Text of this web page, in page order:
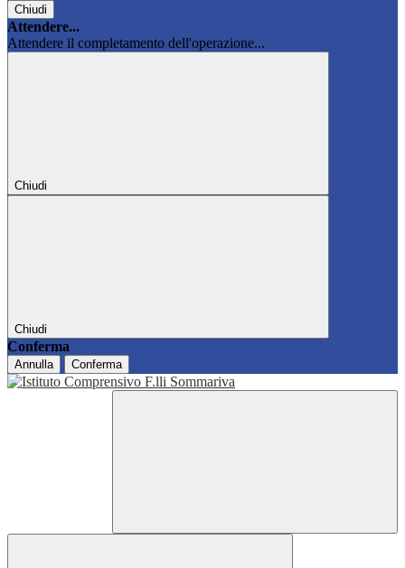
Chiudi
Attendere...
Attendere il completamento dell'operazione...
Chiudi
Chiudi
Conferma
Annulla Conferma